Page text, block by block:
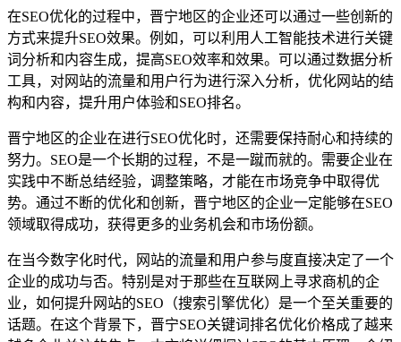
在SEO优化的过程中，晋宁地区的企业还可以通过一些创新的
方式来提升SEO效果。例如，可以利用人工智能技术进行关键
词分析和内容生成，提高SEO效率和效果。可以通过数据分析
工具，对网站的流量和用户行为进行深入分析，优化网站的结
构和内容，提升用户体验和SEO排名。
晋宁地区的企业在进行SEO优化时，还需要保持耐心和持续的
努力。SEO是一个长期的过程，不是一蹴而就的。需要企业在
实践中不断总结经验，调整策略，才能在市场竞争中取得优
势。通过不断的优化和创新，晋宁地区的企业一定能够在SEO
领域取得成功，获得更多的业务机会和市场份额。
在当今数字化时代，网站的流量和用户参与度直接决定了一个
企业的成功与否。特别是对于那些在互联网上寻求商机的企
业，如何提升网站的SEO（搜索引擎优化）是一个至关重要的
话题。在这个背景下，晋宁SEO关键词排名优化价格成了越来